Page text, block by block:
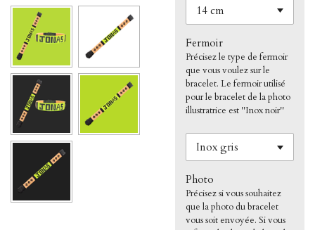
Fermoir
Précisez le type de fermoir
que vous voulez sur le
bracelet. Le fermoir utilisé
pour le bracelet de la photo
illustratrice est ''Inox noir''
Photo
Précisez si vous souhaitez
que la photo du bracelet
vous soit envoyée. Si vous